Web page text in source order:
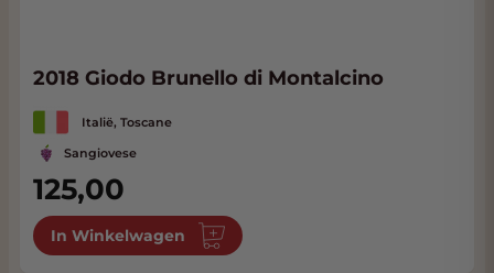
2018 Giodo Brunello di Montalcino
Italië, Toscane
Sangiovese
125,00
In Winkelwagen